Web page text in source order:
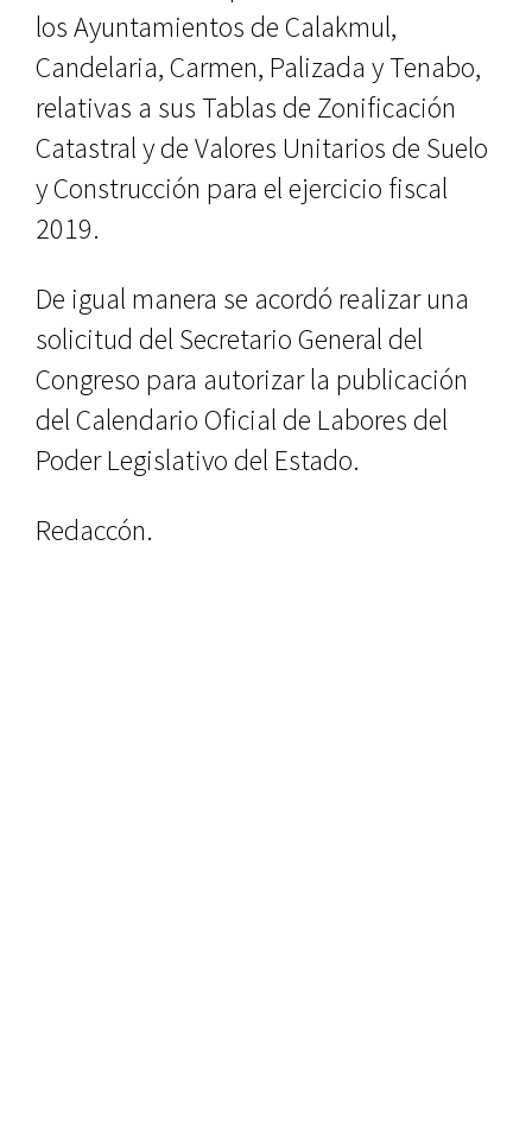
los Ayuntamientos de Calakmul,
Candelaria, Carmen, Palizada y Tenabo,
relativas a sus Tablas de Zonificación
Catastral y de Valores Unitarios de Suelo
y Construcción para el ejercicio fiscal
2019.
De igual manera se acordó realizar una
solicitud del Secretario General del
Congreso para autorizar la publicación
del Calendario Oficial de Labores del
Poder Legislativo del Estado.
Redaccón.